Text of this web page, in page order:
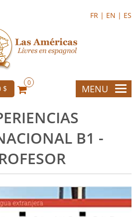
FR | EN | ES
$
0
MENU
B1 -